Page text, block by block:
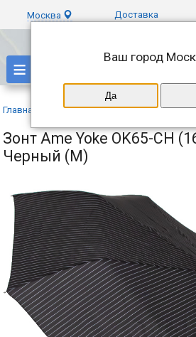
Москва Доставка
≡
Главная Каталог» Ame Yoke»
Зонт Ame Yoke OK65-CH
Черный (M)
Ваш город
Да